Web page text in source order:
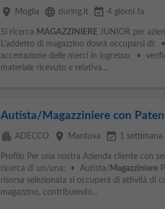
place Moglia language during.it event_available 4 giorni fa
Si ricerca MAGAZZINIEREJUNIOR per
L'addetto di magazzino dovrà occuparsi di:
accettazione delle merci in ingresso; •
materiale ricevuto e relativa...
Autista/Magazziniere con
apartment ADECCO place Mantova event_available 1 settimana
Profilo Per una nostra Azienda cliente con
ricerca di un/una: • Autista/ Magazziniere
risorsa selezionata si occuperà di attività di
magazzino, contribuendo...